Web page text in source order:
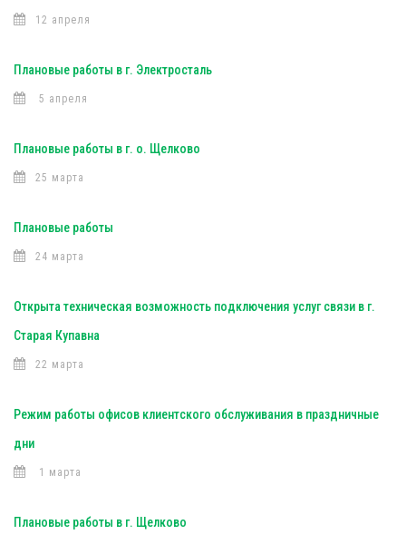
12 апреля
Плановые работы в г. Электросталь
5 апреля
Плановые работы в г. о. Щелково
25 марта
Плановые работы
24 марта
Открыта техническая возможность подключения услуг связи в г.
Старая Купавна
22 марта
Режим работы офисов клиентского обслуживания в праздничные
дни
1 марта
Плановые работы в г. Щелково